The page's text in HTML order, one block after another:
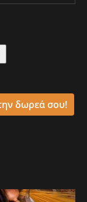
δωρεά σου!